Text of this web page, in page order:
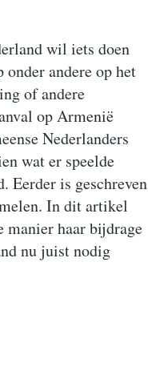
wil iets doen
andere op het
of andere
op Armenië
Nederlanders
wat er speelde
Eerder is geschreven
In dit artikel
manier haar bijdrage
nu juist nodig